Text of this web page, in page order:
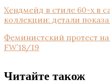
Хендмейд в стиле 60-х в
коллекции: детали показа
Феминистский протест
FW’18/19
Читайте також